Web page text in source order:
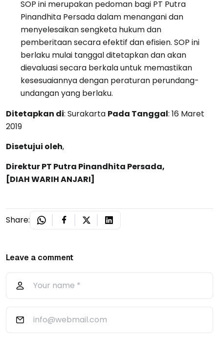
SOP ini merupakan pedoman bagi PT Putra
Pinandhita Persada dalam menangani dan
menyelesaikan sengketa hukum dan
pemberitaan secara efektif dan efisien. SOP ini
berlaku mulai tanggal ditetapkan dan akan
dievaluasi secara berkala untuk memastikan
kesesuaiannya dengan peraturan perundang-
undangan yang berlaku.
Ditetapkan di: Surakarta Pada Tanggal: 16 Maret
2019
Disetujui oleh,
Direktur PT Putra Pinandhita Persada,
[DIAH WARIH ANJARI]
Share:
Leave a comment